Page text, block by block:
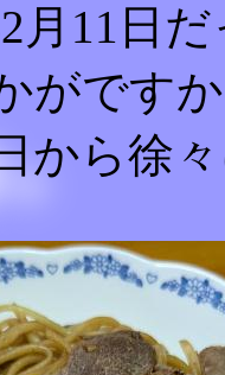
月11日
がです
から徐